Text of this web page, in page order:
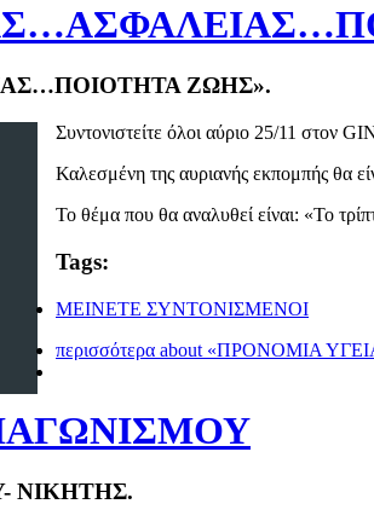
ΖΩΗΣ».
Συντονιστείτε όλοι αύριο 25/11
Καλεσμένη της αυριανής εκπομπής θα
Το θέμα που θα αναλυθεί είναι: «Το
Tags:
ΜΕΙΝΕΤΕ ΣΥΝΤΟΝΙΣΜΕΝΟΙ
περισσότερα about «ΠΡΟΝΟΜΙΑ
ΝΙΚΗΤΗΣ.